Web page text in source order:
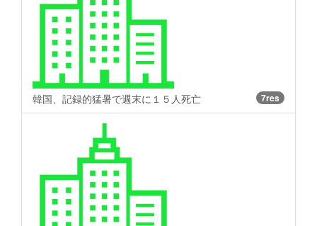
韓国、記録的猛暑で週末に１５人死亡 7res